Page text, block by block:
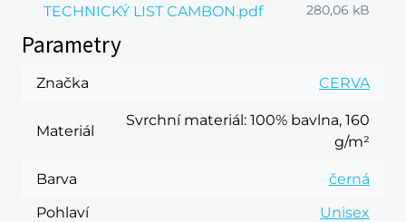
TECHNICKÝ LIST CAMBON.pdf 280,06 kB
Parametry
Značka CERVA
Materiál
Svrchní materiál: 100% bavlna, 160
g/m²
Barva
černá
Pohlaví
Unisex